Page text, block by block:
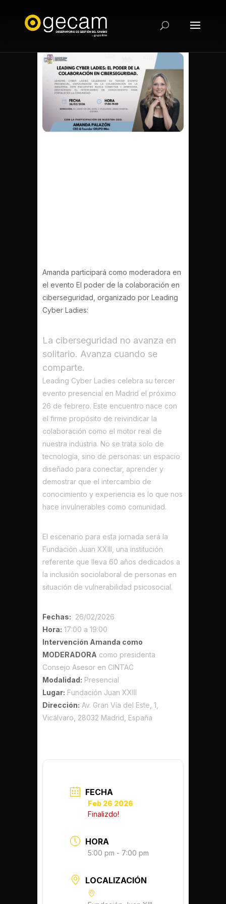
Amanda participará como moderadora en
el evento El poder de la colaboración en
ciberseguridad, organizado por Leading
Cyber Ladies:
La ciberseguridad no avanza en
solitario. Avanza cuando se
comparte.
Leading Cyber Ladies celebra su tercer
evento presencial en Madrid el próximo
26 de febrero. Este encuentro nace con
el firme propósito de reivindicar la
colaboración como el motor real de
nuestra industria. No se trata solo de
tecnología, sino de personas: un espacio
diseñado para conectar, aprender y
demostrar que el intercambio de
conocimiento y experiencia es lo que nos
hace invulnerables como comunidad.
El escenario para esta jornada será la
Fundación Juan XXIII , una institución
referente que lleva 60 años dedicados a
la inclusión sociolaboral de personas en
situación de vulnerabilidad psicosocial.
Fechas: 26/02/2026
Hora: 17:00 a 19:00
Intervención Amanda como
MODERADORA como presidenta
Consejo Asesor en CINTAC
Modalidad: Presencial
Lugar: Fundación Juan XXIII
Dirección: Av. Gran Vía del Este, 1,
Vicálvaro, 28032 Madrid, España
FECHA
Feb 26 2026
Finalizdo!
HORA
5:00 pm - 7:00 pm
LOCALIZACIÓN